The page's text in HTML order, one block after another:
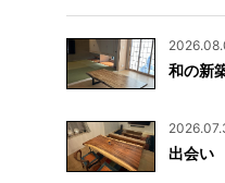
和の新
出会い